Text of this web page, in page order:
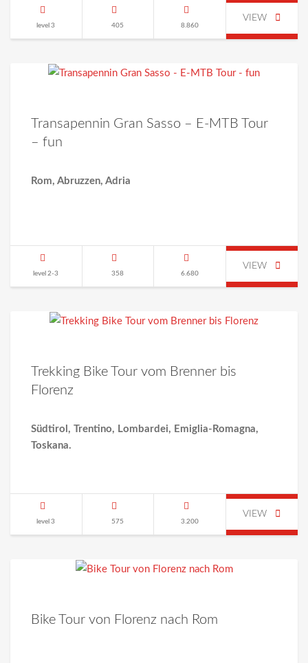
level 3 405 8.860
VIEW
Transapennin Gran Sasso – E-MTB Tour
– fun
Rom, Abruzzen, Adria
level 2-3 358 6.680
VIEW
Trekking Bike Tour vom Brenner bis
Florenz
Südtirol, Trentino, Lombardei, Emiglia-Romagna,
Toskana.
level 3 575 3.200
VIEW
Bike Tour von Florenz nach Rom